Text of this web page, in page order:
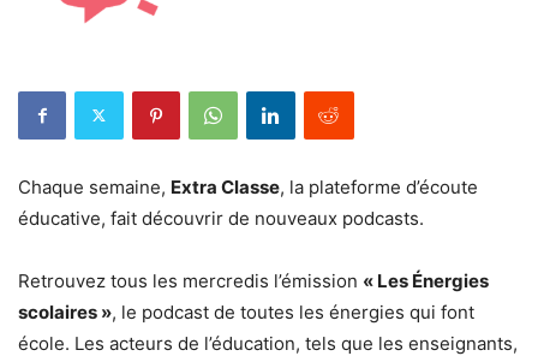
Chaque semaine, Extra Classe, la plateforme d’écoute
éducative, fait découvrir de nouveaux podcasts.
Retrouvez tous les mercredis l’émission « Les Énergies
scolaires », le podcast de toutes les énergies qui font
école. Les acteurs de l’éducation, tels que les enseignants,